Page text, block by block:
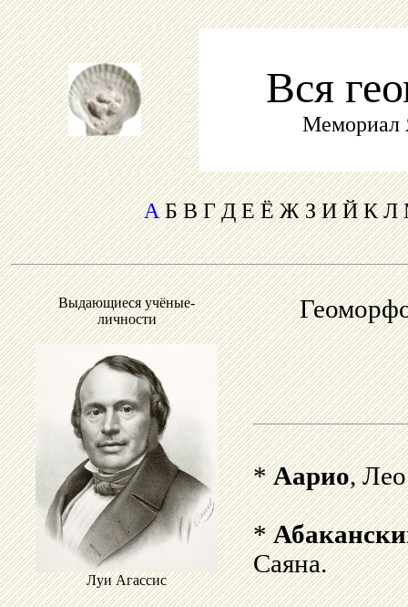
Вся
Мемориал
АБ В Г Д Е Ё Ж З И Й К
Выдающиеся учёные-
личности
Луи Агассис
*Аарио,
*
Саяна.